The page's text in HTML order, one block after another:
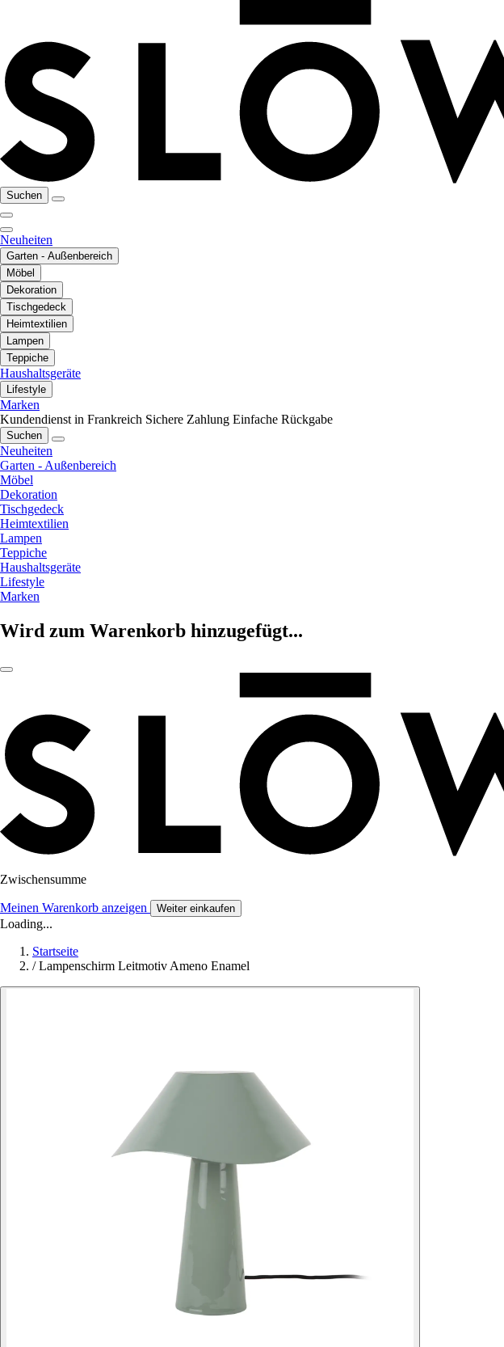
Suchen
Neuheiten
Garten - Außenbereich
Möbel
Dekoration
Tischgedeck
Heimtextilien
Lampen
Teppiche
Haushaltsgeräte
Lifestyle
Marken
Kundendienst in Frankreich Sichere Zahlung Einfache Rückgabe
Suchen
Neuheiten
Garten - Außenbereich
Möbel
Dekoration
Tischgedeck
Heimtextilien
Lampen
Teppiche
Haushaltsgeräte
Lifestyle
Marken
Wird zum Warenkorb hinzugefügt...
Zwischensumme
Meinen Warenkorb anzeigen Weiter einkaufen
Loading...
Startseite
/ Lampenschirm Leitmotiv Ameno Enamel